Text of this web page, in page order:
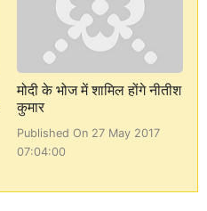
मोदी के भोज में शामिल होंगे नीतीश
कुमार
Published On 27 May 2017
07:04:00